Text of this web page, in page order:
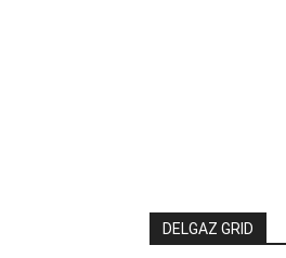
DELGAZ GRID